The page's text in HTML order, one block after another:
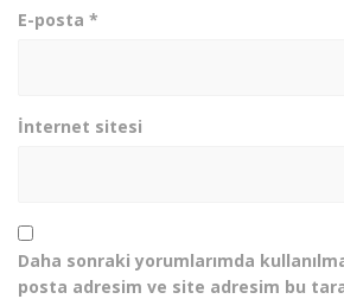
E-posta *
İnternet sitesi
Daha sonraki yorumlarımda
posta adresim ve site adresim bu